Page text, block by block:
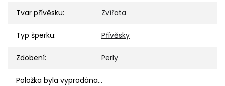
Tvar přívěsku: Zvířata
Typ šperku: Přívěsky
Zdobení: Perly
Položka byla vyprodána…